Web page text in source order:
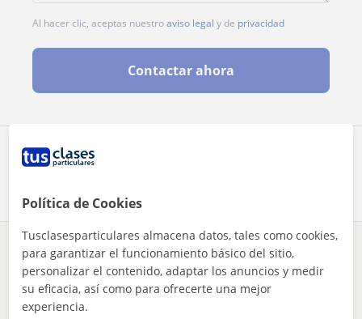
Comparte a este profesor
Al hacer clic, aceptas nuestroaviso legal y de privacidad
Contactar ahora
¿Hay algún error en este perfil?Cuéntanos
Tus clases particulares A domicilio
prefiero dar la psicología infantil por qué me gustarían que...
Política de Cookies
Tusclasesparticulares almacena datos, tales como cookies,
para garantizar el funcionamiento básico del sitio,
personalizar el contenido, adaptar los anuncios y medir
su eficacia, así como para ofrecerte una mejor
experiencia.